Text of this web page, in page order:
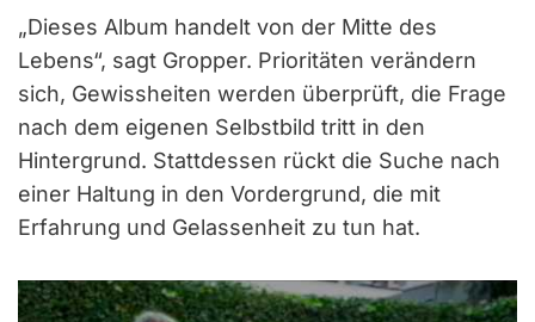
„Dieses Album handelt von der Mitte des
Lebens“, sagt Gropper. Prioritäten verändern
sich, Gewissheiten werden überprüft, die Frage
nach dem eigenen Selbstbild tritt in den
Hintergrund. Stattdessen rückt die Suche nach
einer Haltung in den Vordergrund, die mit
Erfahrung und Gelassenheit zu tun hat.